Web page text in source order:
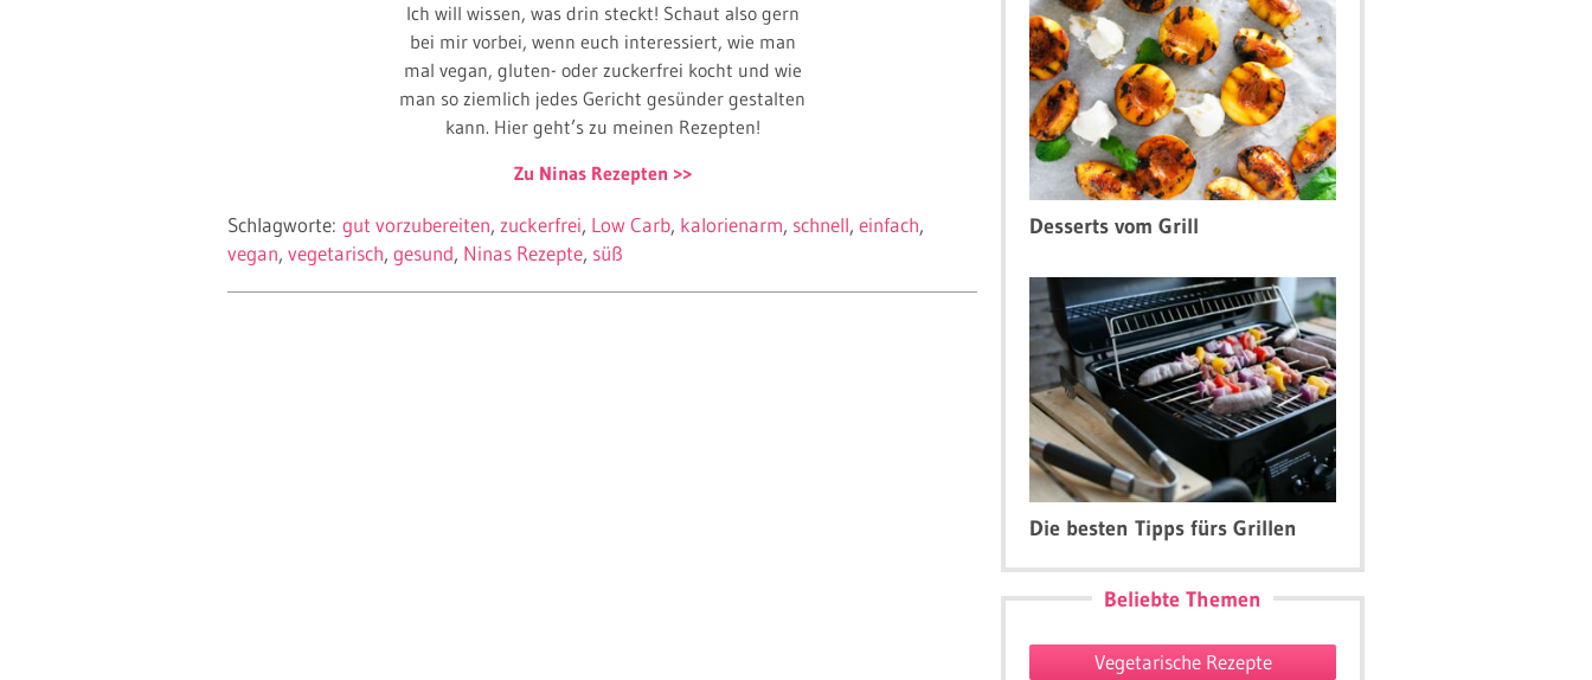
Ich will wissen, was drin steckt! Schaut also gern
bei mir vorbei, wenn euch interessiert, wie man
mal vegan, gluten- oder zuckerfrei kocht und wie
man so ziemlich jedes Gericht gesünder gestalten
kann. Hier geht’s zu meinen Rezepten!
Zu Ninas Rezepten
Schlagworte: gut vorzubereiten zuckerfrei Low Carb kalorienarm schnell einfach
vegan vegetarisch gesund Ninas Rezepte süß
Desserts vom Grill
Die besten Tipps fürs Grillen
Beliebte Themen
Vegetarische Rezepte